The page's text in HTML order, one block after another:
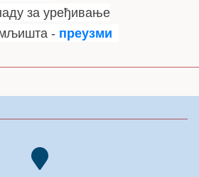
за уређивање
- преузми